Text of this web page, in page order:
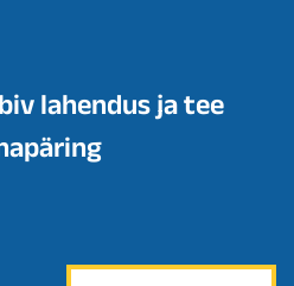
lahendus ja tee